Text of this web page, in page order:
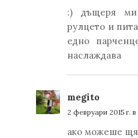
:) дъщеря
рулцето и
едно
наслаждава
megito
2 февруари 2015 г. в
ако можеше